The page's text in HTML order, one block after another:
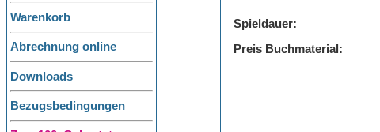
Warenkorb
Abrechnung online
Downloads
Bezugsbedingungen
Spieldauer:
Preis Buchmaterial: